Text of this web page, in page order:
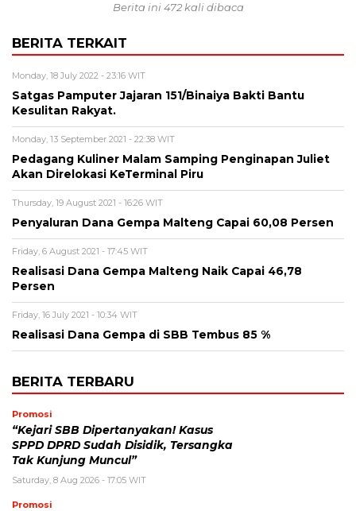
Berita ini 472 kali dibaca
BERITA TERKAIT
Monday, 18 July 2022 - 23:16 WIT
Satgas Pamputer Jajaran 151/Binaiya Bakti Bantu
Kesulitan Rakyat.
Monday, 13 September 2021 - 22:38 WIT
Pedagang Kuliner Malam Samping Penginapan Juliet
Akan Direlokasi KeTerminal Piru
Thursday, 19 August 2021 - 16:26 WIT
Penyaluran Dana Gempa Malteng Capai 60,08 Persen
Friday, 6 August 2021 - 17:45 WIT
Realisasi Dana Gempa Malteng Naik Capai 46,78
Persen
Friday, 16 July 2021 - 10:34 WIT
Realisasi Dana Gempa di SBB Tembus 85 %
BERITA TERBARU
Promosi
“Kejari SBB Dipertanyakan! Kasus
SPPD DPRD Sudah Disidik, Tersangka
Tak Kunjung Muncul”
Saturday, 8 Aug 2026 - 17:05 WIT
Promosi